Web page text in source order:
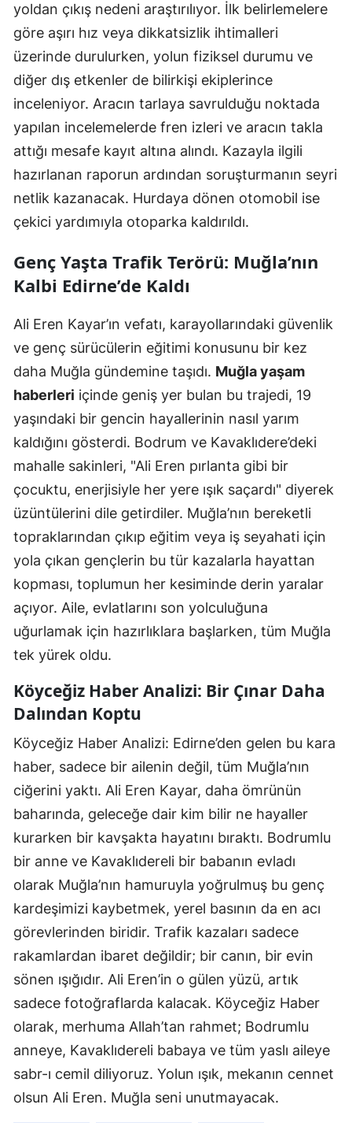
yoldan çıkış nedeni araştırılıyor. İlk belirlemelere
göre aşırı hız veya dikkatsizlik ihtimalleri
üzerinde durulurken, yolun fiziksel durumu ve
diğer dış etkenler de bilirkişi ekiplerince
inceleniyor. Aracın tarlaya savrulduğu noktada
yapılan incelemelerde fren izleri ve aracın takla
attığı mesafe kayıt altına alındı. Kazayla ilgili
hazırlanan raporun ardından soruşturmanın seyri
netlik kazanacak. Hurdaya dönen otomobil ise
çekici yardımıyla otoparka kaldırıldı.
Genç Yaşta Trafik Terörü: Muğla’nın
Kalbi Edirne’de Kaldı
Ali Eren Kayar’ın vefatı, karayollarındaki güvenlik
ve genç sürücülerin eğitimi konusunu bir kez
daha Muğla gündemine taşıdı. Muğla yaşam
haberleri içinde geniş yer bulan bu trajedi, 19
yaşındaki bir gencin hayallerinin nasıl yarım
kaldığını gösterdi. Bodrum ve Kavaklıdere’deki
mahalle sakinleri, "Ali Eren pırlanta gibi bir
çocuktu, enerjisiyle her yere ışık saçardı" diyerek
üzüntülerini dile getirdiler. Muğla’nın bereketli
topraklarından çıkıp eğitim veya iş seyahati için
yola çıkan gençlerin bu tür kazalarla hayattan
kopması, toplumun her kesiminde derin yaralar
açıyor. Aile, evlatlarını son yolculuğuna
uğurlamak için hazırlıklara başlarken, tüm Muğla
tek yürek oldu.
Köyceğiz Haber Analizi: Bir Çınar Daha
Dalından Koptu
Köyceğiz Haber Analizi: Edirne’den gelen bu kara
haber, sadece bir ailenin değil, tüm Muğla’nın
ciğerini yaktı. Ali Eren Kayar, daha ömrünün
baharında, geleceğe dair kim bilir ne hayaller
kurarken bir kavşakta hayatını bıraktı. Bodrumlu
bir anne ve Kavaklıdereli bir babanın evladı
olarak Muğla’nın hamuruyla yoğrulmuş bu genç
kardeşimizi kaybetmek, yerel basının da en acı
görevlerinden biridir. Trafik kazaları sadece
rakamlardan ibaret değildir; bir canın, bir evin
sönen ışığıdır. Ali Eren’in o gülen yüzü, artık
sadece fotoğraflarda kalacak. Köyceğiz Haber
olarak, merhuma Allah’tan rahmet; Bodrumlu
anneye, Kavaklıdereli babaya ve tüm yaslı aileye
sabr-ı cemil diliyoruz. Yolun ışık, mekanın cennet
olsun Ali Eren. Muğla seni unutmayacak.